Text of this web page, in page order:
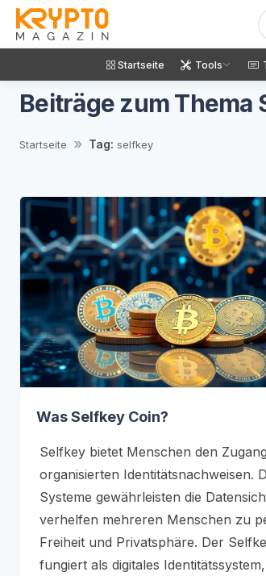
Startseite Tools
Beiträge zum Thema
Startseite Tag: selfkey
Was Selfkey Coin?
Selfkey bietet Menschen den
organisierten Identitätsnachweisen.
Systeme gewährleisten die
verhelfen mehreren Menschen zu
Freiheit und Privatsphäre. Der
fungiert als digitales